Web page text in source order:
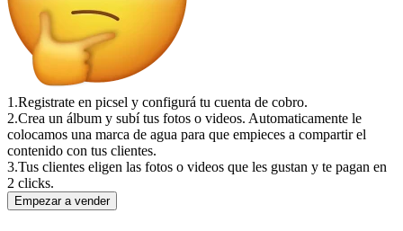
1.Registrate en picsel y configurá tu cuenta de cobro.
2.Crea un álbum y subí tus fotos o videos. Automaticamente le
colocamos una marca de agua para que empieces a compartir el
contenido con tus clientes.
3.Tus clientes eligen las fotos o videos que les gustan y te pagan en
2 clicks.
Empezar a vender